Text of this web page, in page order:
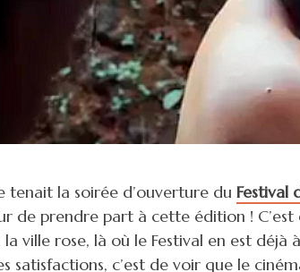
tenait la soirée d’ouverture du Festival
de prendre part à cette édition !
la ville rose, là où le Festival en est déjà
satisfactions, c’est de voir que le